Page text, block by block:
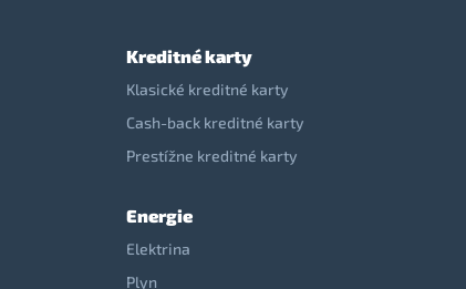
Kreditné karty
Klasické kreditné karty
Cash-back kreditné karty
Prestížne kreditné karty
Energie
Elektrina
Plyn